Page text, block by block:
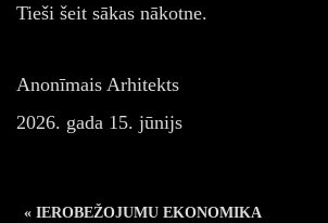
Tieši šeit sākas nākotne.
Anonīmais Arhitekts
2026. gada 15. jūnijs
« IEROBEŽOJUMU EKONOMIKA